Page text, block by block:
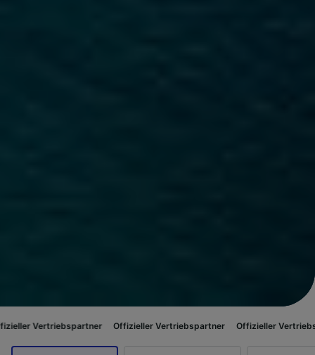
Offizieller Vertriebspartner Offizieller Vertriebspartner